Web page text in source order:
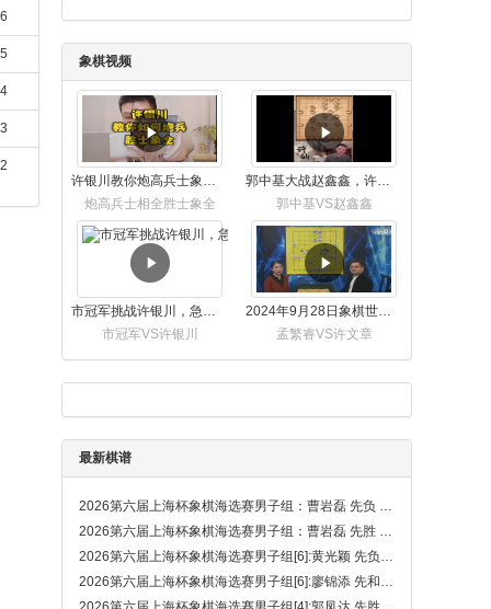
象棋视频
许银川教你炮高兵士象全如何赢士象全，简单四步即可
炮高兵士相全胜士象全
郭中基大战赵鑫鑫，许银川激情讲解
郭中基VS赵鑫鑫
市冠军挑战许银川，急进中兵变化真激烈！
市冠军VS许银川
2024年9月28日象棋世界栏目，刘君、蒋川讲解了第九届杨官璘杯象棋公开赛孟繁睿与许文章的对局
孟繁睿VS许文章
最新棋谱
2026第六届上海杯象棋海选赛男子组：曹岩磊 先负 刘盛强（先弃后取）
2026第六届上海杯象棋海选赛男子组：曹岩磊 先胜 蔡佑广
2026第六届上海杯象棋海选赛男子组[6]:黄光颖 先负 刘盛强
2026第六届上海杯象棋海选赛男子组[6]:廖锦添 先和 刘柏宏